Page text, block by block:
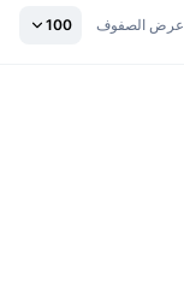
عرض الصفوف 100